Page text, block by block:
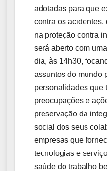
adotadas para que
contra os acidentes,
na proteção contra
será aberto com
dia, às 14h30,
assuntos do mundo
personalidades que
preocupações e
preservação da
social dos seus
empresas que
tecnologias e
saúde do trabalho